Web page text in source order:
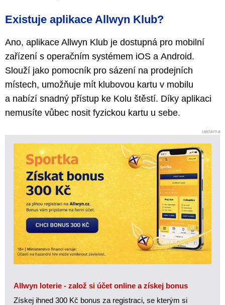
Existuje aplikace Allwyn Klub?
Ano, aplikace Allwyn Klub je dostupná pro mobilní
zařízení s operačním systémem iOS a Android.
Slouží jako pomocník pro sázení na prodejních
místech, umožňuje mít klubovou kartu v mobilu
a nabízí snadný přístup ke Kolu štěstí. Díky aplikaci
nemusíte vůbec nosit fyzickou kartu u sebe.
Allwyn loterie - založ si účet online a získej bonus
Získej ihned 300 Kč bonus za registraci, se kterým si